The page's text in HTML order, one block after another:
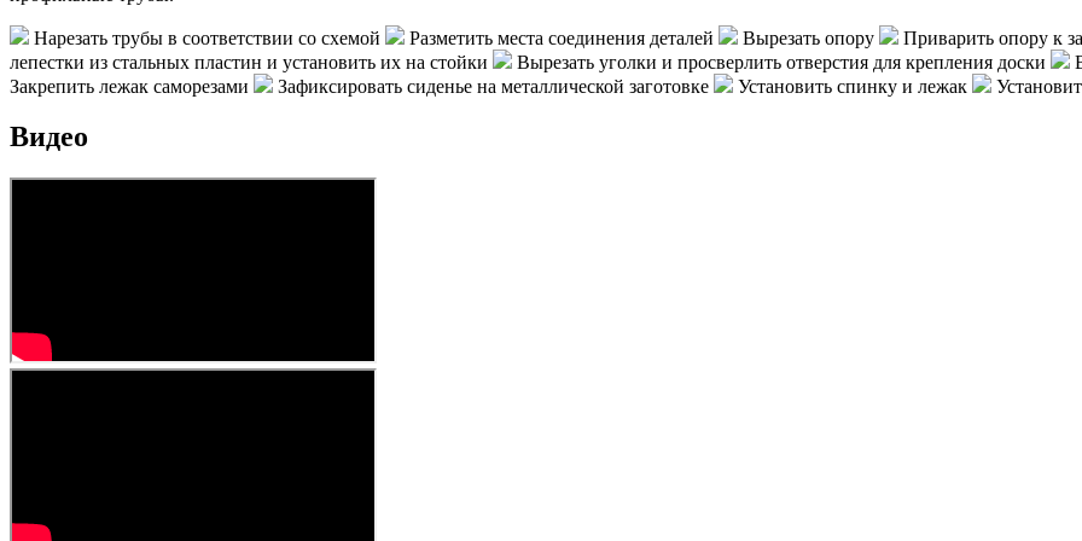
Нарезать трубы в соответствии со схемой Разметить места соединения деталей Вырезать опору
Приварить опору к
лепестки из стальных пластин и установить их на стойки
Вырезать уголки и просверлить отверстия для крепления доски
Закрепить лежак саморезами
Зафиксировать сиденье на металлической заготовке Установить спинку и лежак
Видео